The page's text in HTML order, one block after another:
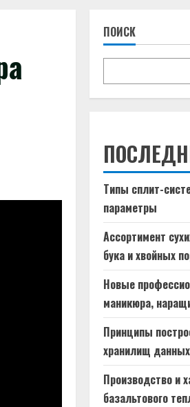
ПОИСК
Типы сплит-
параметры
Ассортимент
бука и хвойных
Новые
маникюра,
Принципы
хранилищ данных
Производство и
базальтового